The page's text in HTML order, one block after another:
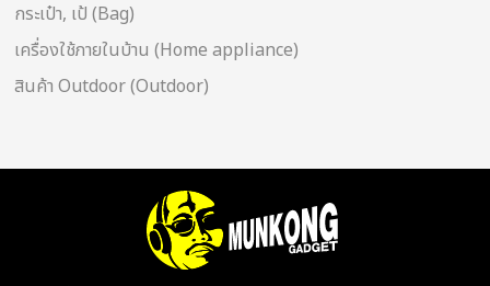
กระเป๋า, เป้ (Bag)
เครื่องใช้ภายในบ้าน (Home appliance)
สินค้า Outdoor (Outdoor)